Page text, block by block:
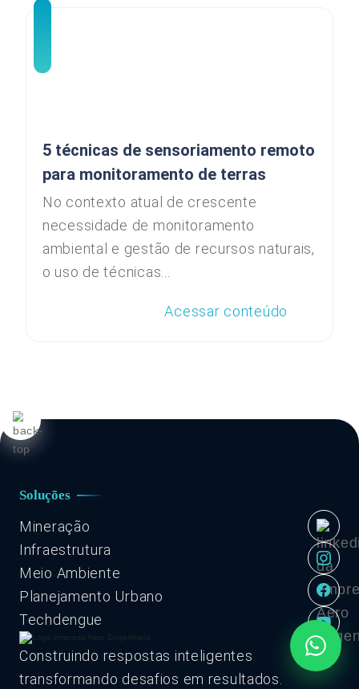
5 técnicas de sensoriamento remoto
para monitoramento de terras
No contexto atual de crescente
necessidade de monitoramento
ambiental e gestão de recursos naturais,
o uso de técnicas...
Acessar conteúdo
Construindo respostas inteligentes
transformando desafios em resultados.
Soluções
Mineração
Infraestrutura
Meio Ambiente
Planejamento Urbano
Techdengue